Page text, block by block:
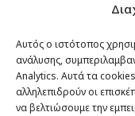
Αυτός ο ιστότοπος
ανάλυσης,
Analytics. Αυτά τα
αλληλεπιδρούν οι
να βελτιώσουμε την
Passenger
TRAVEL NEWS
Οργάνωσε το
CITY and